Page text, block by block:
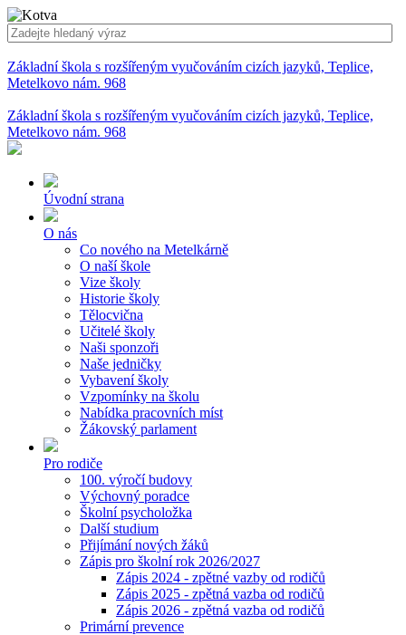
Základní škola s rozšířeným vyučováním cizích jazyků, Teplice,
Metelkovo nám. 968
Základní škola s rozšířeným vyučováním cizích jazyků, Teplice,
Metelkovo nám. 968
Úvodní strana
O nás
Co nového na Metelkárně
O naší škole
Vize školy
Historie školy
Tělocvična
Učitelé školy
Naši sponzoři
Naše jedničky
Vybavení školy
Vzpomínky na školu
Nabídka pracovních míst
Žákovský parlament
Pro rodiče
100. výročí budovy
Výchovný poradce
Školní psycholožka
Další studium
Přijímání nových žáků
Zápis pro školní rok 2026/2027
Zápis 2024 - zpětné vazby od rodičů
Zápis 2025 - zpětná vazba od rodičů
Zápis 2026 - zpětná vazba od rodičů
Primární prevence